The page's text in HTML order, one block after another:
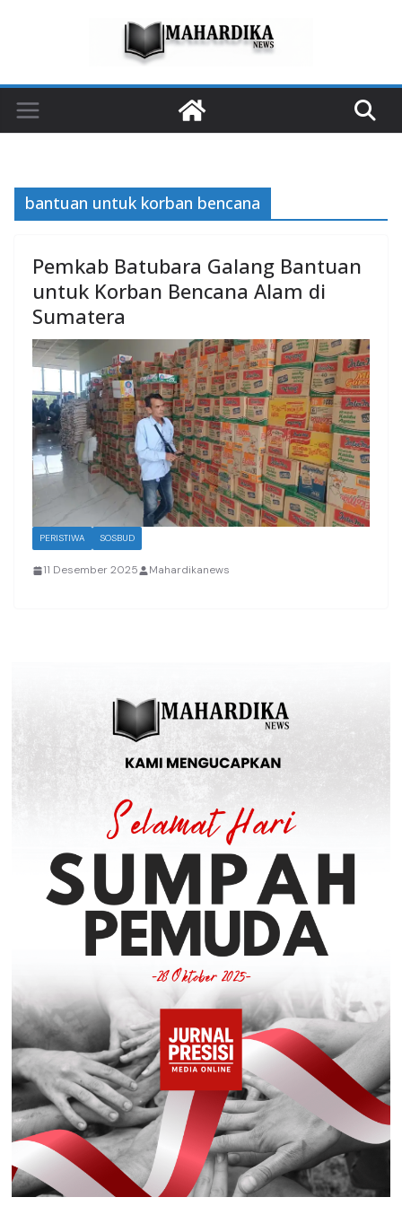
bantuan untuk korban bencana
Pemkab Batubara Galang Bantuan
untuk Korban Bencana Alam di
Sumatera
PERISTIWA SOSBUD
11 Desember 2025 Mahardikanews